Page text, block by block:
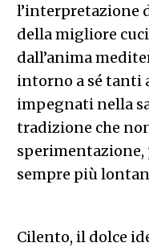
l’interpretazione
della migliore
dall’anima
intorno a sé tanti
impegnati nella
tradizione che
sempre più
Cilento, il dolce